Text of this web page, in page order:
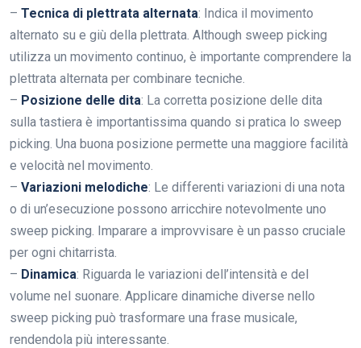
– Tecnica di plettrata alternata: Indica il movimento
alternato su e giù della plettrata. Although sweep picking
utilizza un movimento continuo, è importante comprendere la
plettrata alternata per combinare tecniche.
– Posizione delle dita: La corretta posizione delle dita
sulla tastiera è importantissima quando si pratica lo sweep
picking. Una buona posizione permette una maggiore facilità
e velocità nel movimento.
– Variazioni melodiche: Le differenti variazioni di una nota
o di un’esecuzione possono arricchire notevolmente uno
sweep picking. Imparare a improvvisare è un passo cruciale
per ogni chitarrista.
– Dinamica: Riguarda le variazioni dell’intensità e del
volume nel suonare. Applicare dinamiche diverse nello
sweep picking può trasformare una frase musicale,
rendendola più interessante.